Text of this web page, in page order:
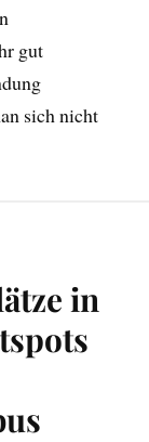
gut
sich nicht
in